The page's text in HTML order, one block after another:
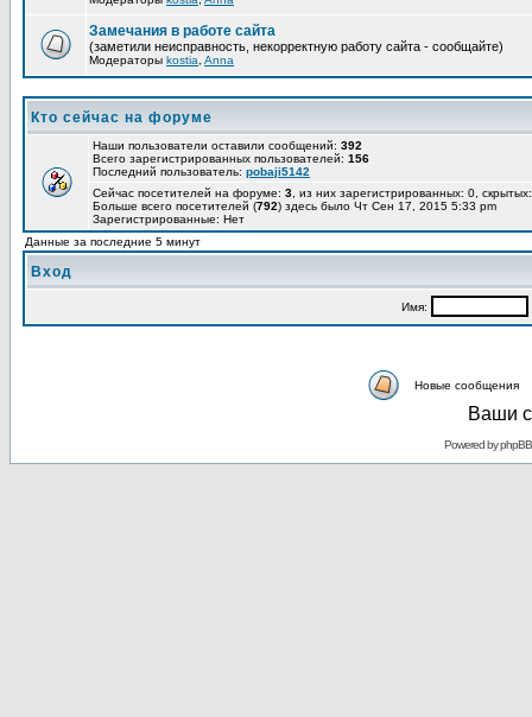
Замечания в работе сайта
(заметили неисправность, некорректную работу сайта - сообщайте)
Модераторы kostia Anna
Кто сейчас на форуме
Наши пользователи оставили сообщений: 392
Всего зарегистрированных пользователей: 156
Последний пользователь: pobaji5142
Сейчас посетителей на форуме: 3 , из них зарегистрированных: 0,
Больше всего посетителей (792) здесь было Чт Сен 17, 2015 5:33 pm
Зарегистрированные: Нет
Данные за последние 5 минут
Вход
Имя:
Новые сообщения
Ваши
Powered byphpBB